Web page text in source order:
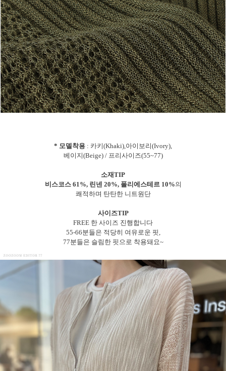
* 모델착용 : 카키(Khaki),아이보리(Ivory),
베이지(Beige) / 프리사이즈(55~77)
소재TIP
비스코스 61%, 린넨 20%, 폴리에스테르 10%의
쾌적하며 탄탄한 니트원단
사이즈TIP
FREE 한 사이즈 진행합니다
55-66분들은 적당히 여유로운 핏,
77분들은 슬림한 핏으로 착용돼요~